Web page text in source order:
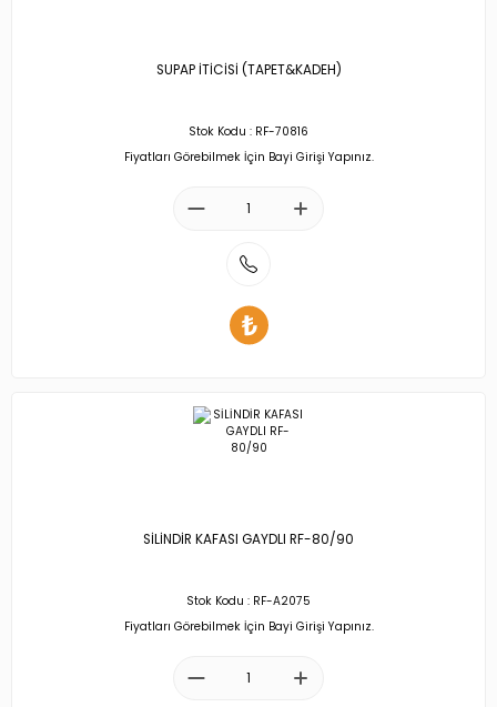
SUPAP İTİCİSİ (TAPET&KADEH)
Stok Kodu : RF-70816
Fiyatları Görebilmek İçin Bayi Girişi Yapınız.
SİLİNDİR KAFASI GAYDLI RF-80/90
Stok Kodu : RF-A2075
Fiyatları Görebilmek İçin Bayi Girişi Yapınız.